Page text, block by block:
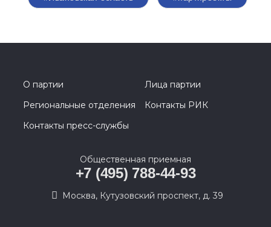
О партии
Лица партии
Региональные отделения
Контакты РИК
Контакты пресс-службы
Общественная приемная
+7 (495) 788-44-93
Москва, Кутузовский проспект, д. 39